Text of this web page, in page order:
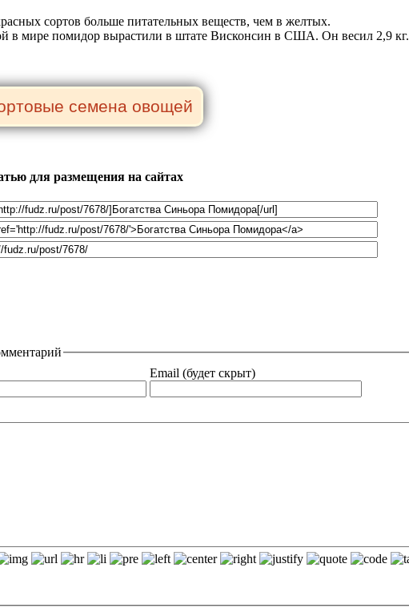
сортов больше питательных веществ, чем в желтых.
в мире помидор вырастили в штате Висконсин в США. Он весил 2,9 кг.
для размещения на сайтах
Email (будет скрыт)